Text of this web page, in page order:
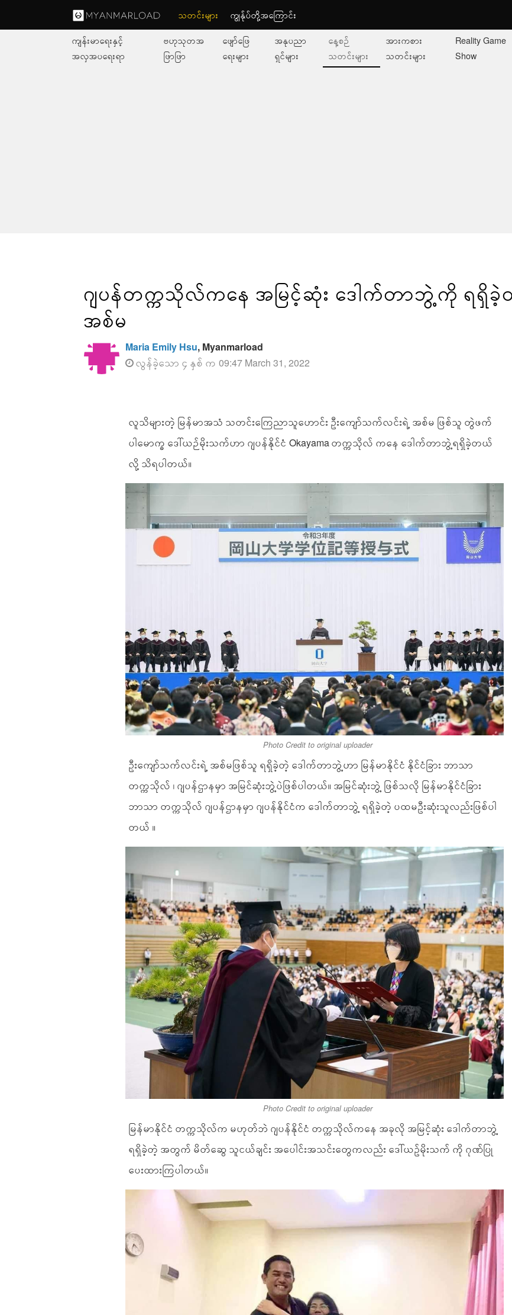
သတင်းများ ကျွနု်ပ်တို့အကြောင်း
ကျန်းမာရေးနှင့်
အလှအပရေးရာ
ဗဟုသုတအ
ဖြာဖြာ
ဖျော်ဖြေ
ရေးများ
အနုပညာ
ရှင်များ
နေ့စဉ်
သတင်းများ
အားကစား
သတင်းများ
Reality Game
Show
ဂျပန်တက္ကသိုလ်ကနေ အမြင့်ဆုံး ဒေါက်တာဘွဲ့ကို ရရှိခဲ့
အစ်မ
Maria Emily Hsu, Myanmarload
လွန်ခဲ့သော ၄ နှစ် က 09:47 March 31, 2022
လူသိများတဲ့ မြန်မာအသံ သတင်းကြေညာသူဟောင်း ဦးကျော်သက်လင်းရဲ့ အစ်မ ဖြစ်သူ တွဲဖက်
ပါမောက္ခ ဒေါ်ယဉ်မိုးသက်ဟာ ဂျပန်နိုင်ငံ Okayama တက္ကသိုလ် ကနေ ဒေါက်တာဘွဲ့ရရှိခဲ့တယ်
လို့ သိရပါတယ်။
Photo Credit to original uploader
ဦးကျော်သက်လင်းရဲ့ အစ်မဖြစ်သူ ရရှိခဲ့တဲ့ ဒေါက်တာဘွဲ့ဟာ မြန်မာနိုင်ငံ နိုင်ငံခြား ဘာသာ
တက္ကသိုလ် ၊ ဂျပန်ဌာနမှာ အမြင်ဆုံးဘွဲ့ပဲဖြစ်ပါတယ်။ အမြင်ဆုံးဘွဲ့ ဖြစ်သလို မြန်မာနိုင်ငံခြား
ဘာသာ တက္ကသိုလ် ဂျပန်ဌာနမှာ ဂျပန်နိုင်ငံက ဒေါက်တာဘွဲ့ ရရှိခဲ့တဲ့ ပထမဦးဆုံးသူလည်းဖြစ်ပါ
တယ် ။
Photo Credit to original uploader
မြန်မာနိုင်ငံ တက္ကသိုလ်က မဟုတ်ဘဲ ဂျပန်နိုင်ငံ တက္ကသိုလ်ကနေ အခုလို အမြင့်ဆုံး ဒေါက်တာဘွဲ့
ရရှိခဲ့တဲ့ အတွက် မိတ်ဆွေ သူငယ်ချင်း အပေါင်းအသင်းတွေကလည်း ဒေါ်ယဥ်မိုးသက် ကို ဂုဏ်ပြု
ပေးထားကြပါတယ်။